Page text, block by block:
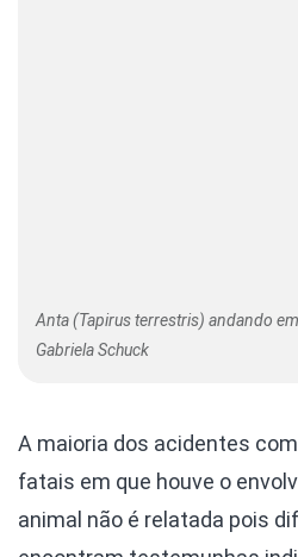
Anta (Tapirus terrestris) andando
Gabriela Schuck
A maioria dos acidentes
fatais em que houve o
animal não é relatada pois